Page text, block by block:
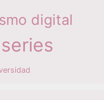
digital
series